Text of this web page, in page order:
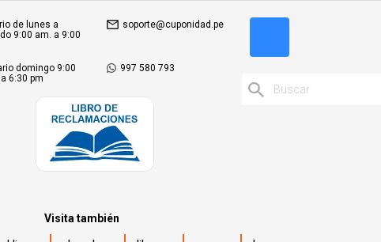
de lunes a
9:00 am. a 9:00
soporte@cuponidad.pe
domingo 9:00
6:30 pm
997 580 793
Visita también